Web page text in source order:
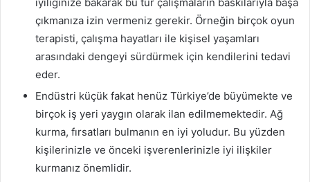
çıkmanıza izin vermeniz gerekir. Örneğin birçok oyun
terapisti, çalışma hayatları ile kişisel yaşamları
arasındaki dengeyi sürdürmek için kendilerini tedavi
eder.
Endüstri küçük fakat henüz Türkiye’de büyümekte ve
birçok iş yeri yaygın olarak ilan edilmemektedir. Ağ
kurma, fırsatları bulmanın en iyi yoludur. Bu yüzden
kişilerinizle ve önceki işverenlerinizle iyi ilişkiler
kurmanız önemlidir.